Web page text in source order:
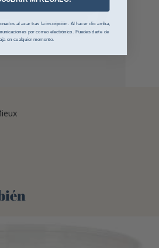
🌻
al azar tras la inscripción. Al hacer clic arriba,
por correo electrónico. Puedes darte de
en cualquier momento.